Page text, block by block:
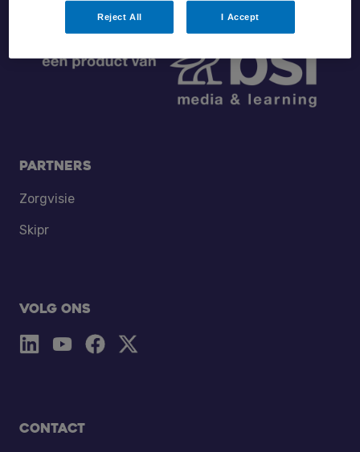
Partners
Zorgvisie
Skipr
Volg ons
Contact
Reject All I Accept